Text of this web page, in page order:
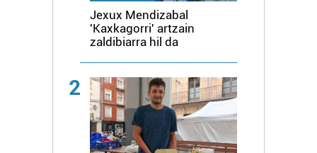
Jexux Mendizabal
'Kaxkagorri' artzain
zaldibiarra hil da
2